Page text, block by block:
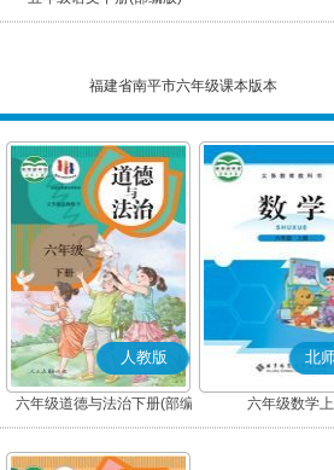
福建省南平市六年级课本版本
人教版
六年级道德与法治下册(部编
版)
北
六年级数学